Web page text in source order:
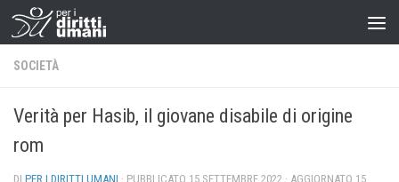
SOCIETÀ
Verità per Hasib, il giovane disabile di origine
rom
DI PER I DIRITTI UMANI · PUBBLICATO 15 SETTEMBRE 2022 · AGGIORNATO 15